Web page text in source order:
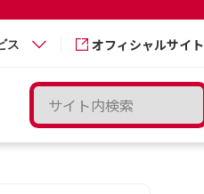
ス オフィシャルサイト